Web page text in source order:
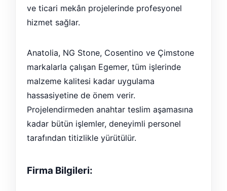
ve ticari mekân projelerinde profesyonel
hizmet sağlar.
Anatolia, NG Stone, Cosentino ve Çimstone
markalarla çalışan Egemer, tüm işlerinde
malzeme kalitesi kadar uygulama
hassasiyetine de önem verir.
Projelendirmeden anahtar teslim aşamasına
kadar bütün işlemler, deneyimli personel
tarafından titizlikle yürütülür.
Firma Bilgileri: